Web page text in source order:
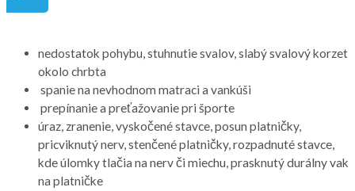
nedostatok pohybu, stuhnutie svalov, slabý svalový korzet
okolo chrbta
spanie na nevhodnom matraci a vankúši
prepínanie a preťažovanie pri športe
úraz, zranenie, vyskočené stavce, posun platničky,
pricviknutý nerv, stenčené platničky, rozpadnuté stavce,
kde úlomky tlačia na nerv či miechu, prasknutý durálny vak
na platničke